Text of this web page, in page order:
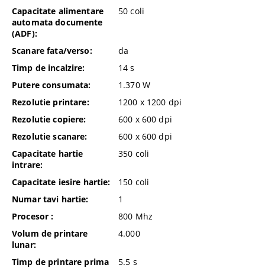
Capacitate alimentare
automata documente
(ADF):
50coli
Scanare fata/verso:
da
Timp de incalzire:
14s
Putere consumata:
1.370 W
Rezolutie printare:
1200 x 1200 dpi
Rezolutie copiere:
600 x 600dpi
Rezolutie scanare:
600 x 600dpi
Capacitate hartie
intrare:
350 coli
Capacitate iesire hartie: 150 coli
Numar tavi hartie:
1
Procesor :
800 Mhz
Volum de printare
lunar:
4.000
Timp de printare prima
5.5 s